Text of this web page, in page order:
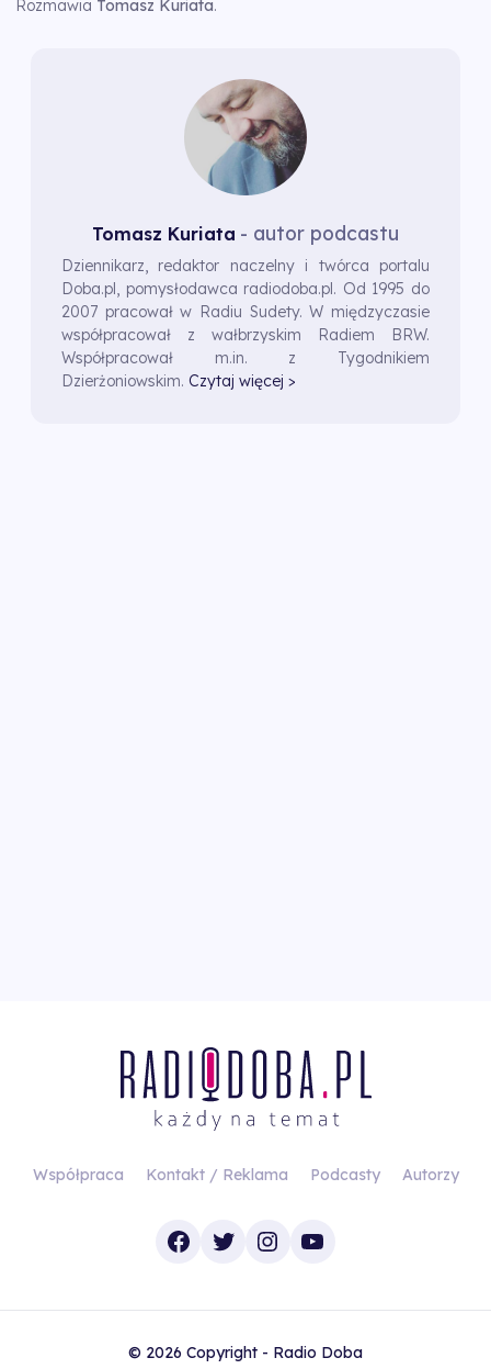
Rozmawia Tomasz Kuriata.
Tomasz Kuriata - autor podcastu
Dziennikarz, redaktor naczelny i twórca portalu
Doba.pl, pomysłodawca radiodoba.pl. Od 1995 do
2007 pracował w Radiu Sudety. W międzyczasie
współpracował z wałbrzyskim Radiem BRW.
Współpracował m.in. z Tygodnikiem
Dzierżoniowskim. Czytaj więcej >
Współpraca Kontakt / Reklama Podcasty Autorzy
Facebook
TwitterInstagram
YouTube
© 2026 Copyright - Radio Doba